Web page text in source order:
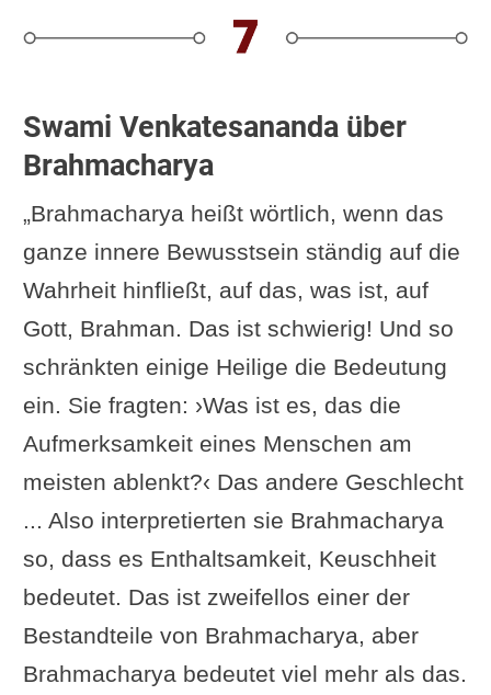
Swami Venkatesananda über
Brahmacharya
„Brahmacharya heißt wörtlich, wenn das
ganze innere Bewusstsein ständig auf die
Wahrheit hinfließt, auf das, was ist, auf
Gott, Brahman. Das ist schwierig! Und so
schränkten einige Heilige die Bedeutung
ein. Sie fragten: ›Was ist es, das die
Aufmerksamkeit eines Menschen am
meisten ablenkt?‹ Das andere Geschlecht
... Also interpretierten sie Brahmacharya
so, dass es Enthaltsamkeit, Keuschheit
bedeutet. Das ist zweifellos einer der
Bestandteile von Brahmacharya, aber
Brahmacharya bedeutet viel mehr als das.